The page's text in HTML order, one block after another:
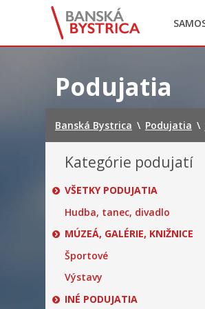
Podujatia
Banská Bystrica \ Podujatia \
Kategórie podujatí
VŠETKY PODUJATIA
Hudba, tanec, divadlo
MÚZEÁ, GALÉRIE, KNIŽNICE
Športové
Výstavy
INÉ PODUJATIA